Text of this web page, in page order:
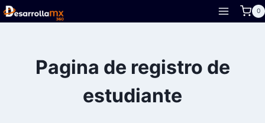
Skip
to
0
Pagina de registro de
estudiante